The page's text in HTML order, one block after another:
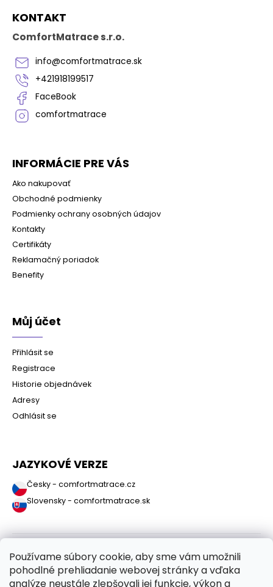
Používame súbory cookie, aby sme vám umožnili
pohodlné prehliadanie webovej stránky a vďaka
analýze neustále zlepšovali jej funkcie, výkon a
KONTAKT
ComfortMatrace s.r.o.
info@comfortmatrace.sk
+421918199517
FaceBook
comfortmatrace
INFORMÁCIE PRE VÁS
Ako nakupovať
Obchodné podmienky
Podmienky ochrany osobných údajov
Kontakty
Certifikáty
Reklamačný poriadok
Benefity
Můj účet
Přihlásit se
Registrace
Historie objednávek
Adresy
Odhlásit se
JAZYKOVÉ VERZE
Česky - comfortmatrace.cz
Slovensky - comfortmatrace.sk